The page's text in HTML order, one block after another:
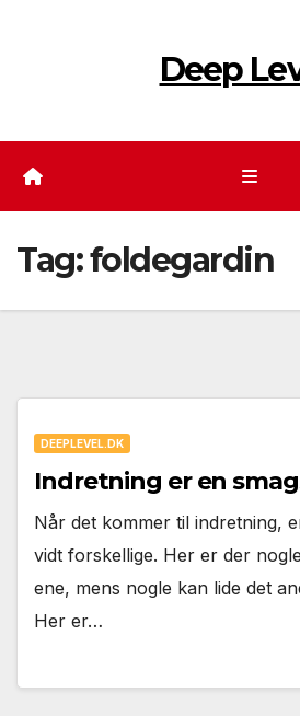
Deep
Tag:foldegardin
DEEPLEVEL.DK
Indretning er en
Når det kommer til indretning,
vidt forskellige. Her er der
ene, mens nogle kan lide det
Her er…